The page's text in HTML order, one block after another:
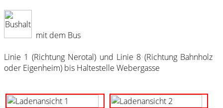
mit dem Bus
Linie 1 (Richtung Nerotal) und Linie 8 (Richtung Bahnholz
oder Eigenheim) bis Haltestelle Webergasse